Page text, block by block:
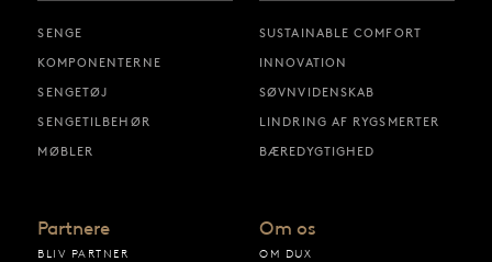
SENGE
KOMPONENTERNE
SENGETØJ
SENGETILBEHØR
MØBLER
SUSTAINABLE COMFORT
INNOVATION
SØVNVIDENSKAB
LINDRING AF RYGSMERTER
BÆREDYGTIGHED
Partnere
BLIV PARTNER
Om os
OM DUX